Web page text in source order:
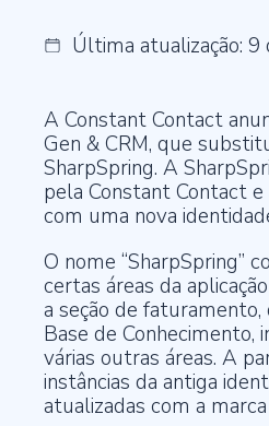
Capacitação contínua e onboarding
novas ferramentas.
Suporte técnico e sucesso ao
Gestão e otimização contínua
Gestão ágil e inovação constante
30 de novembro de 2023
Como o ABM e o Social Selling
resultados
17 de novembro de 2023
vez mais presentes no maior
14 de novembro de 2023
Última atualização:
A Constant Contact
Gen & CRM, que
SharpSpring. A
pela Constant Contact e
com uma nova
O nome “SharpSpring”
certas áreas da
a seção de
Base de Conhecimento,
várias outras áreas. A
instâncias da antiga
atualizadas com a